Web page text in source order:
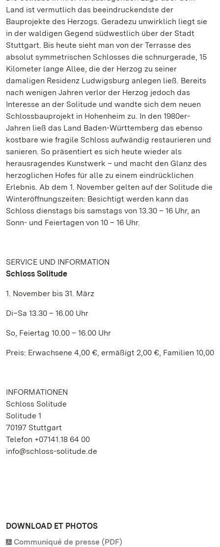
Land ist vermutlich das beeindruckendste der
Bauprojekte des Herzogs. Geradezu unwirklich liegt sie
in der waldigen Gegend südwestlich über der Stadt
Stuttgart. Bis heute sieht man von der Terrasse des
absolut symmetrischen Schlosses die schnurgerade, 15
Kilometer lange Allee, die der Herzog zu seiner
damaligen Residenz Ludwigsburg anlegen ließ. Bereits
nach wenigen Jahren verlor der Herzog jedoch das
Interesse an der Solitude und wandte sich dem neuen
Schlossbauprojekt in Hohenheim zu. In den 1980er-
Jahren ließ das Land Baden-Württemberg das ebenso
kostbare wie fragile Schloss aufwändig restaurieren und
sanieren. So präsentiert es sich heute wieder als
herausragendes Kunstwerk – und macht den Glanz des
herzoglichen Hofes für alle zu einem eindrücklichen
Erlebnis. Ab dem 1. November gelten auf der Solitude die
Winteröffnungszeiten: Besichtigt werden kann das
Schloss dienstags bis samstags von 13.30 – 16 Uhr, an
Sonn- und Feiertagen von 10 – 16 Uhr.
SERVICE UND INFORMATION
Schloss Solitude
1. November bis 31. März
Di–Sa 13.30 – 16.00 Uhr
So, Feiertag 10.00 – 16.00 Uhr
Preis: Erwachsene 4,00 €, ermäßigt 2,00 €, Familien 10,00
INFORMATIONEN
Schloss Solitude
Solitude 1
70197 Stuttgart
Telefon +07141.18 64 00
info@schloss-solitude.de
DOWNLOAD ET PHOTOS
Communiqué de presse (PDF)